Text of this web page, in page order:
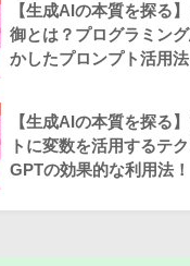
【生成AIの本質を探る
御とは？プログラミン
かしたプロンプト活用法
【生成AIの本質を探る
トに変数を活用するテク
GPTの効果的な利用法！